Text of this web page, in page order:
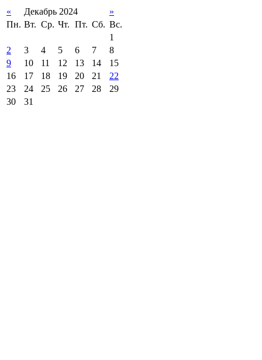
« Декабрь 2024
»
Пн. Вт. Ср. Чт. Пт. Сб. Вс.
1
2
3 4 5 6 7
8
9
10 11 12 13 14
15
16
17 18 19 20 21
22
23
24 25 26 27 28
29
30
31